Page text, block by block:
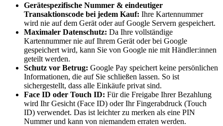
Gerätespezifische Nummer & eindeutiger
Transaktionscode bei jedem Kauf: Ihre Kartennummer
wird nie auf dem Gerät oder auf Google Servern gespeichert.
Maximaler Datenschutz: Da Ihre vollständige
Kartennummer nie auf Ihrem Gerät oder bei Google
gespeichert wird, kann Sie von Google nie mit Händler:innen
geteilt werden.
Schutz vor Betrug: Google Pay speichert keine persönlichen
Informationen, die auf Sie schließen lassen. So ist
sichergestellt, dass alle Einkäufe privat sind.
Face ID oder Touch ID: Für die Freigabe Ihrer Bezahlung
wird Ihr Gesicht (Face ID) oder Ihr Fingerabdruck (Touch
ID) verwendet. Das ist leichter zu merken als eine PIN
Nummer und kann von niemandem erraten werden.